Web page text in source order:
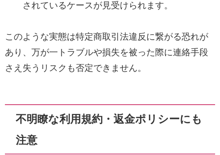
されているケースが見受けられます。
このような実態は特定商取引法違反に繋がる恐れが
あり、万が一トラブルや損失を被った際に連絡手段
さえ失うリスクも否定できません。
不明瞭な利用規約・返金ポリシーにも
注意